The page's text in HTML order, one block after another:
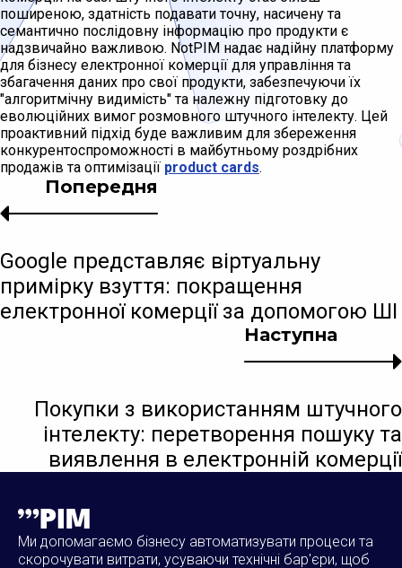
поширеною, здатність подавати точну, насичену та
семантично послідовну інформацію про продукти є
надзвичайно важливою. NotPIM надає надійну платформу
для бізнесу електронної комерції для управління та
збагачення даних про свої продукти, забезпечуючи їх
"алгоритмічну видимість" та належну підготовку до
еволюційних вимог розмовного штучного інтелекту. Цей
проактивний підхід буде важливим для збереження
конкурентоспроможності в майбутньому роздрібних
продажів та оптимізації product cards.
Наступна
Покупки з використанням штучного
інтелекту: перетворення пошуку та
виявлення в електронній комерції
Попередня
Google представляє віртуальну
примірку взуття: покращення
електронної комерції за допомогою ШІ
Ми допомагаємо бізнесу автоматизувати процеси та
скорочувати витрати, усуваючи технічні бар'єри, щоб